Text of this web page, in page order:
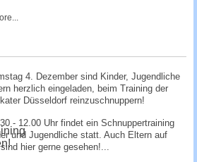
4. Dezember sind Kinder, Jugendliche
herzlich eingeladen, beim Training der
Düsseldorf reinzuschnuppe­rn!
- 12.00 Uhr findet ein Schnuppertraining
und Jugendliche statt. Auch Eltern auf
hier gerne gesehen!...